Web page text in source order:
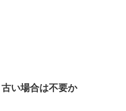
古い場合は不要か